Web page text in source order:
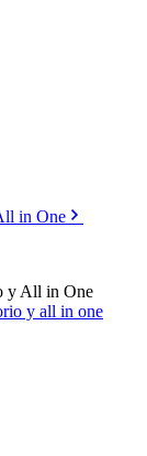
in One
y All in One
y all in one